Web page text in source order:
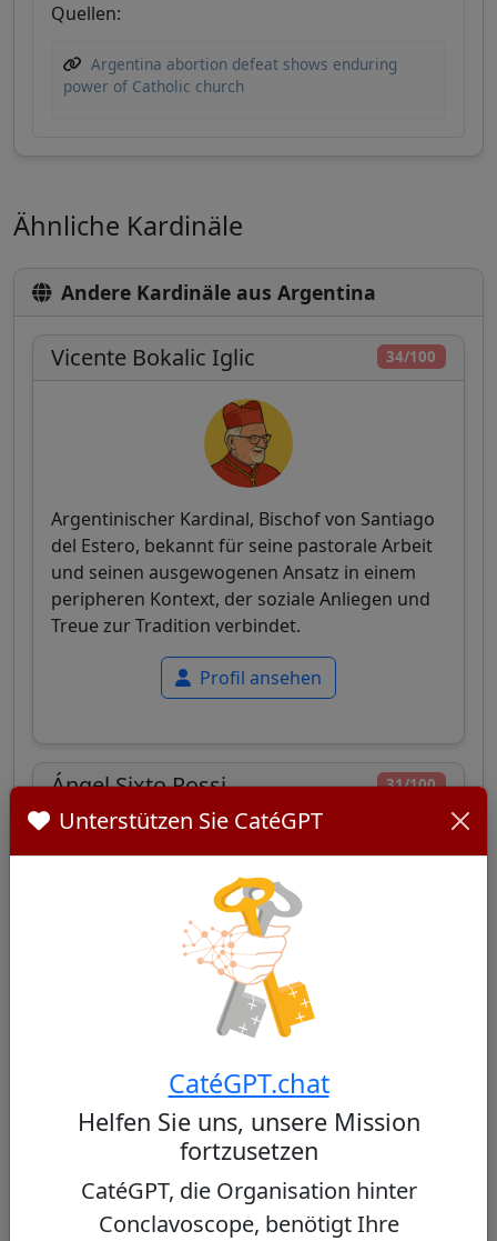
Quellen:
Argentina abortion defeat shows enduring
power of Catholic church
Ähnliche Kardinäle
Andere Kardinäle aus Argentina
34/100
Vicente Bokalic Iglic
Argentinischer Kardinal, Bischof von Santiago
del Estero, bekannt für seine pastorale Arbeit
und seinen ausgewogenen Ansatz in einem
peripheren Kontext, der soziale Anliegen und
Treue zur Tradition verbindet.
Profil ansehen
31/100
Ángel Sixto Rossi
Argentinischer Jesuitenkardinal, bekannt für
sein soziales Engagement und seine Seelsorge
für die Schwächsten, der einen traditionellen
Ansatz mit Sensibilität für soziale Fragen
Profil ansehen
Víctor Manuel Fernández
Unterstützen Sie CatéGPT
CatéGPT.chat
Helfen Sie uns, unsere Mission
fortzusetzen
CatéGPT, die Organisation hinter
Conclavoscope, benötigt Ihre